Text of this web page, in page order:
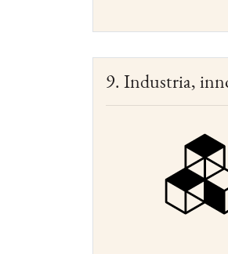
9. Industria,